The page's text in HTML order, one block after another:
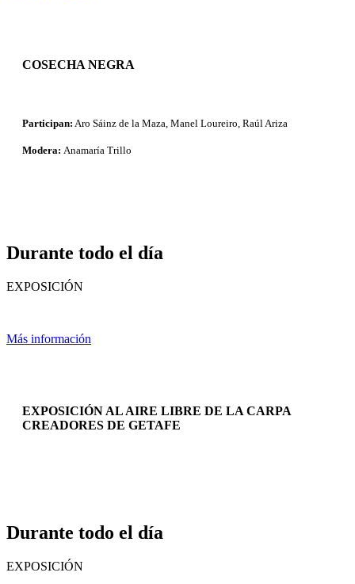
COSECHA NEGRA
Participan: Aro Sáinz de la Maza, Manel Loureiro, Raúl Ariza
Modera: Anamaría Trillo
Durante todo el día
EXPOSICIÓN
Más información
EXPOSICIÓN AL AIRE LIBRE DE LA CARPA
CREADORES DE GETAFE
Durante todo el día
EXPOSICIÓN